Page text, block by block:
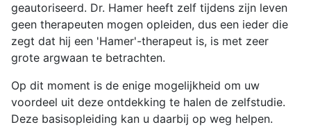
geautoriseerd. Dr. Hamer heeft zelf tijdens zijn leven
geen therapeuten mogen opleiden, dus een ieder die
zegt dat hij een 'Hamer'-therapeut is, is met zeer
grote argwaan te betrachten.
Op dit moment is de enige mogelijkheid om uw
voordeel uit deze ontdekking te halen de zelfstudie.
Deze basisopleiding kan u daarbij op weg helpen.